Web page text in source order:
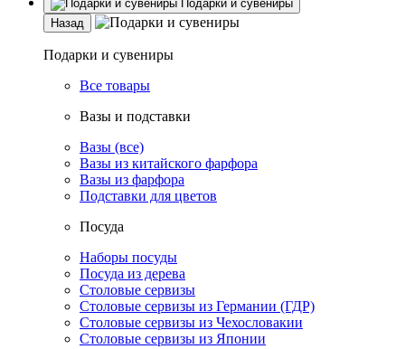
Подарки и сувениры
Назад
Подарки и сувениры
Все товары
Вазы и подставки
Вазы (все)
Вазы из китайского фарфора
Вазы из фарфора
Подставки для цветов
Посуда
Наборы посуды
Посуда из дерева
Столовые сервизы
Столовые сервизы из Германии (ГДР)
Столовые сервизы из Чехословакии
Столовые сервизы из Японии